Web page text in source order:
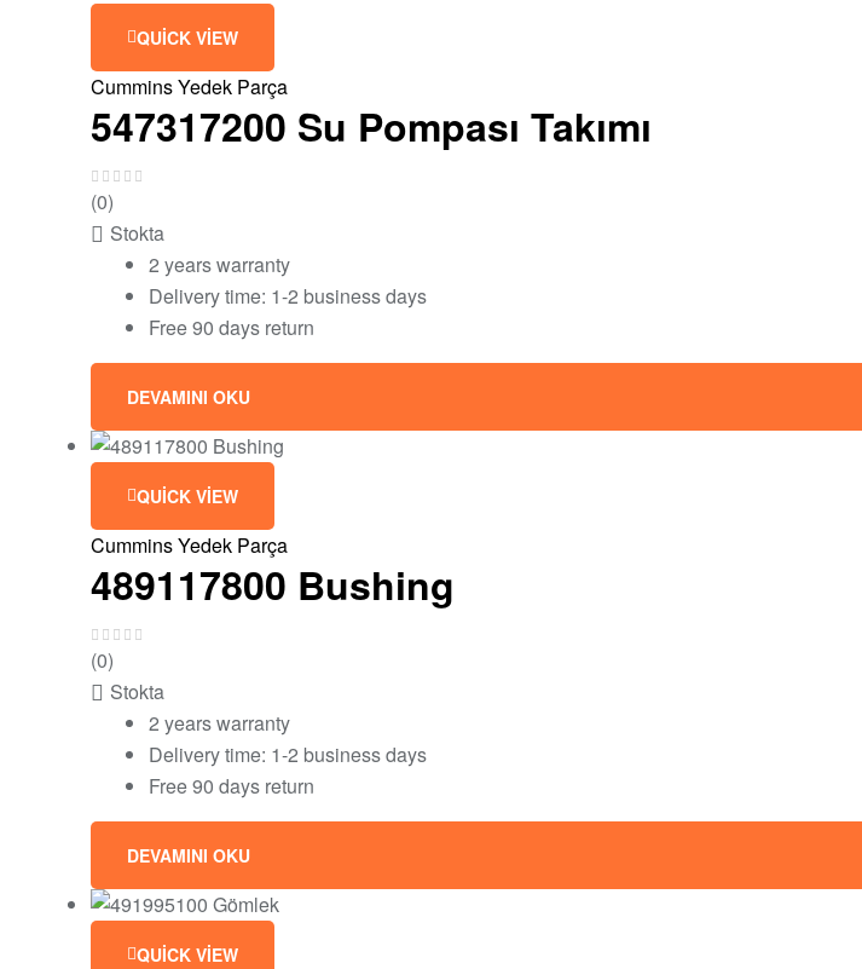
QUICK VIEW
Cummins Yedek Parça
547317200 Su Pompası Takımı
(0)
Stokta
2 years warranty
Delivery time: 1-2 business days
Free 90 days return
DEVAMINI OKU
QUICK VIEW
Cummins Yedek Parça
489117800 Bushing
(0)
Stokta
2 years warranty
Delivery time: 1-2 business days
Free 90 days return
DEVAMINI OKU
QUICK VIEW